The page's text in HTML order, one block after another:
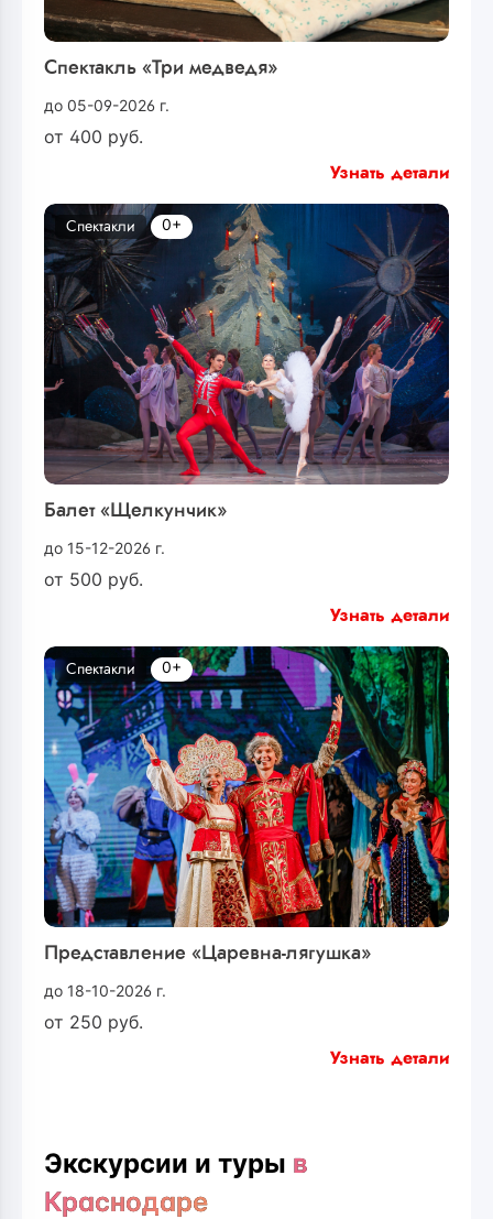
Спектакль «Три медведя»
до 05-09-2026 г.
от 400 руб.
Узнать детали
Балет «Щелкунчик»
до 15-12-2026 г.
от 500 руб.
Спектакли 0+
Узнать детали
Представление «Царевна-лягушка»
до 18-10-2026 г.
от 250 руб.
Спектакли 0+
Узнать детали
Экскурсии и туры в
Краснодаре